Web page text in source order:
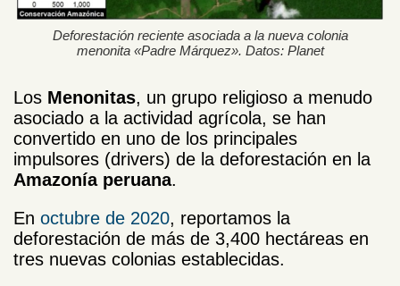
Deforestación reciente asociada a la nueva colonia
menonita «Padre Márquez». Datos: Planet
Los Menonitas, un grupo religioso a menudo
asociado a la actividad agrícola, se han
convertido en uno de los principales
impulsores (drivers) de la deforestación en la
Amazonía peruana.
En octubre de 2020, reportamos la
deforestación de más de 3,400 hectáreas en
tres nuevas colonias establecidas.